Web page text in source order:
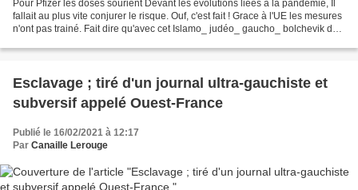
Pour Pfizer les doses sourient Devant les évolutions liées à la pandémie, Il
fallait au plus vite conjurer le risque. Ouf, c'est fait ! Grace à l'UE les mesures
n'ont pas trainé. Fait dire qu'avec cet Islamo_ judéo_ gaucho_ bolchevik de
Esclavage ; tiré d'un journal ultra-gauchiste et
subversif appelé Ouest-France
Publié le 16/02/2021 à 12:17
Par Canaille Lerouge